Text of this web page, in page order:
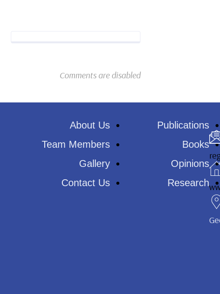
Comments are disabled
About Us
Team Members
Gallery
Contact Us
Publications
Books
Opinions
Research